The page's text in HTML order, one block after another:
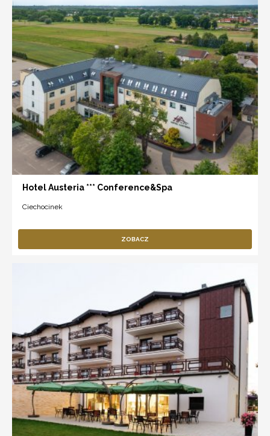
Hotel Austeria *** Conference&Spa
Ciechocinek
ZOBACZ